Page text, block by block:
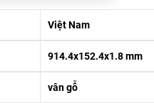
Việt Nam
914.4x152.4x1.8 mm
vân gỗ